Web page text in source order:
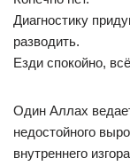
Диагностику
разводить.
Езди спокойно,
Один Аллах
недостойного
внутреннего